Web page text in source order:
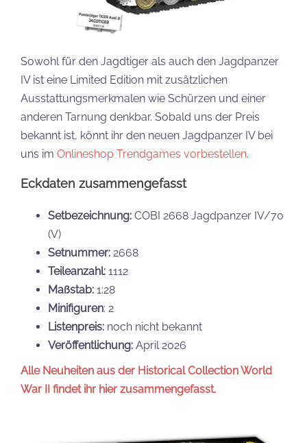
Sowohl für den Jagdtiger als auch den Jagdpanzer
IV ist eine Limited Edition mit zusätzlichen
Ausstattungsmerkmalen wie Schürzen und einer
anderen Tarnung denkbar. Sobald uns der Preis
bekannt ist, könnt ihr den neuen Jagdpanzer IV bei
uns im Onlineshop Trendgames vorbestellen.
Eckdaten zusammengefasst
Setbezeichnung: COBI 2668 Jagdpanzer IV/70
(V)
Setnummer: 2668
Teileanzahl: 1112
Maßstab: 1:28
Minifiguren: 2
Listenpreis: noch nicht bekannt
Veröffentlichung: April 2026
Alle Neuheiten aus der Historical Collection World
War II findet ihr hier zusammengefasst.